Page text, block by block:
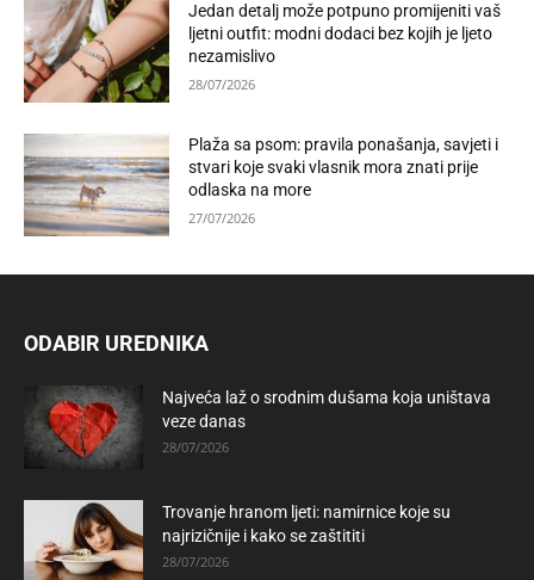
Jedan detalj može potpuno promijeniti vaš
ljetni outfit: modni dodaci bez kojih je ljeto
nezamislivo
28/07/2026
Plaža sa psom: pravila ponašanja, savjeti i
stvari koje svaki vlasnik mora znati prije
odlaska na more
27/07/2026
ODABIR UREDNIKA
Najveća laž o srodnim dušama koja uništava
veze danas
28/07/2026
Trovanje hranom ljeti: namirnice koje su
najrizičnije i kako se zaštititi
28/07/2026